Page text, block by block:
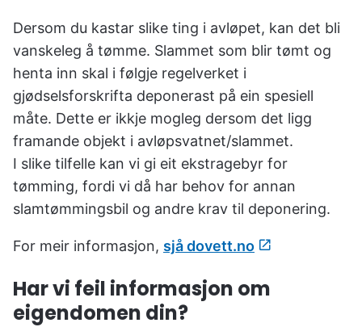
Dersom du kastar slike ting i avløpet, kan det bli
vanskeleg å tømme. Slammet som blir tømt og
henta inn skal i følgje regelverket i
gjødselsforskrifta deponerast på ein spesiell
måte. Dette er ikkje mogleg dersom det ligg
framande objekt i avløpsvatnet/slammet.
I slike tilfelle kan vi gi eit ekstragebyr for
tømming, fordi vi då har behov for annan
slamtømmingsbil og andre krav til deponering.
For meir informasjon, sjå dovett.no
Har vi feil informasjon om
eigendomen din?